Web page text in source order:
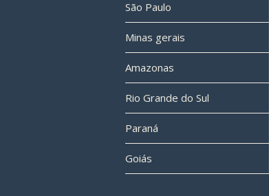
São Paulo
Minas gerais
Amazonas
Rio Grande do Sul
Paraná
Goiás